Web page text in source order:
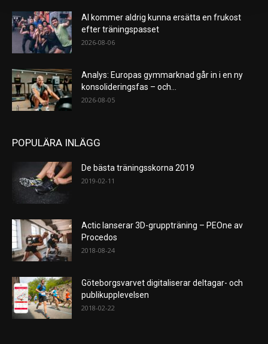
AI kommer aldrig kunna ersätta en frukost
efter träningspasset
2026-08-06
Analys: Europas gymmarknad går in i en ny
konsolideringsfas – och...
2026-08-05
POPULÄRA INLÄGG
De bästa träningsskorna 2019
2019-02-11
Actic lanserar 3D-gruppträning – PEOne av
Procedos
2018-08-24
Göteborgsvarvet digitaliserar deltagar- och
publikupplevelsen
2018-02-22